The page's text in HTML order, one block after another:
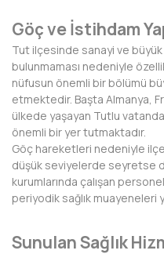
HAKKARİ
HATAY
IĞDIR
ISPARTA
KAHRAMANMARAŞ
KARABÜK
Göç ve İstihdam
Tut ilçesinde sanayi ve
bulunmaması nedeniyle
nüfusun önemli bir bölümü
etmektedir. Başta Almanya,
ülkede yaşayan Tutlu
önemli bir yer tutmaktadır.
Göç hareketleri nedeniyle
düşük seviyelerde seyretse
kurumlarında çalışan
periyodik sağlık muayeneleri
Sunulan Sağlık